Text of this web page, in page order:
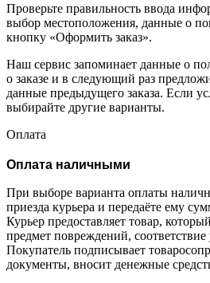
Проверьте правильность ввода
выбор местоположения, данные о
кнопку «Оформить заказ».
Наш сервис запоминает данные о
о заказе и в следующий раз
данные предыдущего заказа. Если
выбирайте другие варианты.
Оплата
Оплата наличными
При выборе варианта оплаты
приезда курьера и передаёте ему
Курьер предоставляет товар,
предмет повреждений,
Покупатель подписывает
документы, вносит денежные